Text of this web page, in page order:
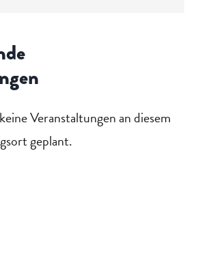
Veranstaltungen an diesem
geplant.